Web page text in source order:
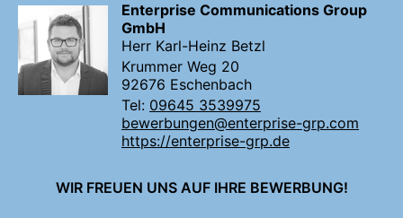
Enterprise Communications Group
GmbH
Herr Karl-Heinz Betzl
Krummer Weg 20
92676 Eschenbach
Tel: 09645 3539975
bewerbungen@enterprise-grp.com
https://enterprise-grp.de
WIR FREUEN UNS AUF IHRE BEWERBUNG!